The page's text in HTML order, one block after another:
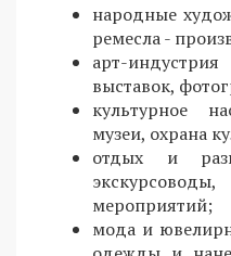
народные
ремесла -
арт-
выставок,
культурное
музеи, охрана
отдых и
мероприятий;
мода и